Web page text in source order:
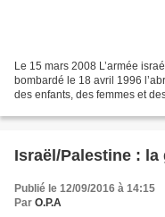
Le 15 mars 2008 L’armée
bombardé le 18 avril 1996
des enfants, des femmes et
Israël/Palestine : la
Publié le 12/09/2016 à 14:15
Par O.P.A